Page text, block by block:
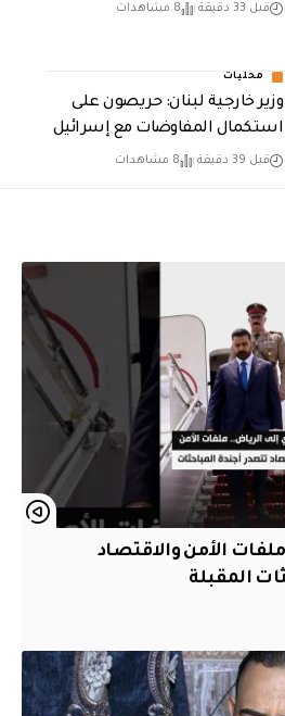
قبل 33 دقيقة 8 مشاهدات
محليات
وزير خارجية لبنان: حريصون على
استكمال المفاوضات مع إسرائيل
قبل 39 دقيقة 8 مشاهدات
الأمن والاقتصاد
المقبلة